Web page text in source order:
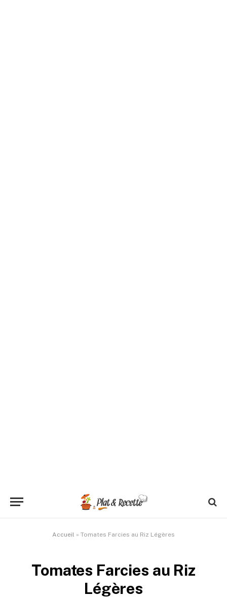
Accueil » Tomates Farcies au Riz Légères
Tomates Farcies au Riz
Légères